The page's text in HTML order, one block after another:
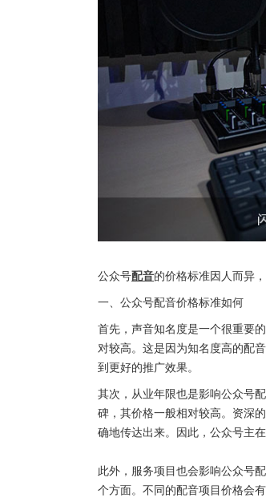
公众号配音的价格标准因人而异
一、公众号配音价格标准如何
首先，声音知名度是一个很重要
对较高。这是因为知名度高的配
到更好的推广效果。
其次，从业年限也是影响公众号
碑，其价格一般相对较高。资深
确地传达出来。因此，公众号主
此外，服务项目也会影响公众号
个方面。不同的配音项目价格会